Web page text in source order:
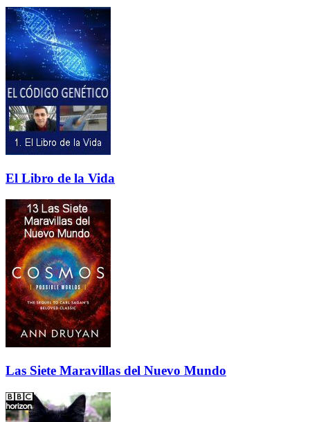
El Libro de la Vida
Las Siete Maravillas del Nuevo Mundo